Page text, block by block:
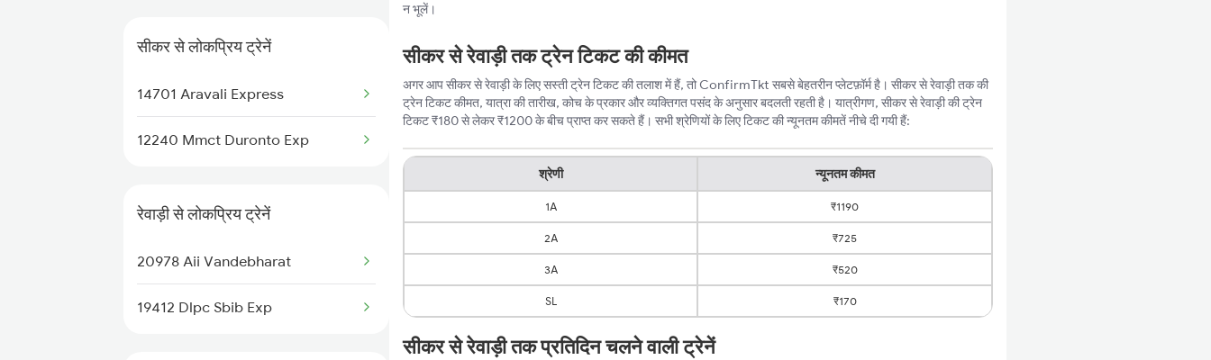
Rewari to Uttarlai Trains
सीकर से लोकप्रिय ट्रेनें
14701 Aravali Express
12240 Mmct Duronto Exp
रेवाड़ी से लोकप्रिय ट्रेनें
20978 Aii Vandebharat
19412 Dlpc Sbib Exp
न भूलें।
सीकर से रेवाड़ी तक ट्रेन टिकट की कीमत
अगर आप सीकर से रेवाड़ी के लिए सस्ती ट्रेन टिकट की तलाश में हैं, तो ConfirmTkt सबसे बेहतरीन प्लेटफ़ॉर्म है। सीकर से रेवाड़ी तक की
ट्रेन टिकट कीमत, यात्रा की तारीख, कोच के प्रकार और व्यक्तिगत पसंद के अनुसार बदलती रहती है। यात्रीगण, सीकर से रेवाड़ी की ट्रेन
टिकट ₹180 से लेकर ₹1200 के बीच प्राप्त कर सकते हैं। सभी श्रेणियों के लिए टिकट की न्यूनतम कीमतें नीचे दी गयी हैं:
श्रेणी न्यूनतम कीमत
1A ₹1190
2A ₹725
3A ₹520
SL ₹170
सीकर से रेवाड़ी तक प्रतिदिन चलने वाली ट्रेनें